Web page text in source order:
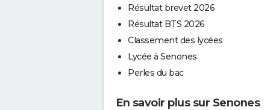
Résultat brevet 2026
Résultat BTS 2026
Classement des lycées
Lycée à Senones
Perles du bac
En savoir plus sur Senones